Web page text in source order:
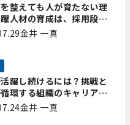
を整えても人が育たない理
人材の育成は、採用段階
まっている｜プレシャスパ
金井 一真
躍し続けるには？挑戦と
環する組織のキャリア開
シャスパートナーズ矢野
金井 一真